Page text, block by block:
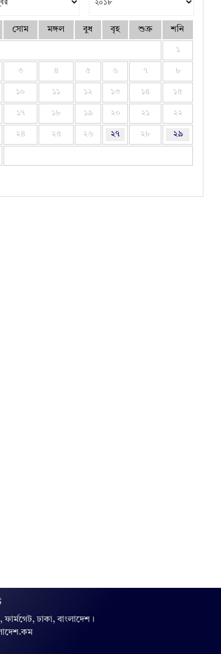
সোম মঙ্গল বুধ বৃহ শুক্র শনি
১
৩ ৪ ৫ ৬ ৭ ৮
১০ ১১ ১২ ১৩ ১৪ ১৫
১৭ ১৮ ১৯ ২০ ২১ ২২
২৪ ২৫ ২৬ ২৭ ২৮ ২৯
ফার্মগেট, ঢাকা, বাংলাদেশ।